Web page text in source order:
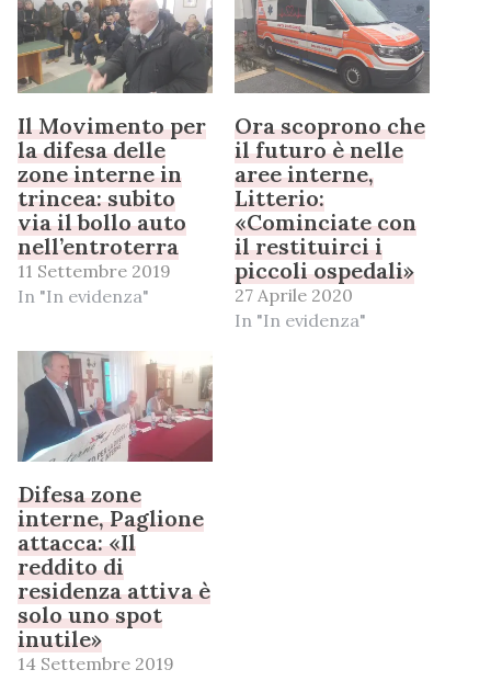
Il Movimento per
la difesa delle
zone interne in
trincea: subito
via il bollo auto
nell’entroterra
11 Settembre 2019
In "In evidenza"
Ora scoprono che
il futuro è nelle
aree interne,
Litterio:
«Cominciate con
il restituirci i
piccoli ospedali»
27 Aprile 2020
In "In evidenza"
Difesa zone
interne, Paglione
attacca: «Il
reddito di
residenza attiva è
solo uno spot
inutile»
14 Settembre 2019